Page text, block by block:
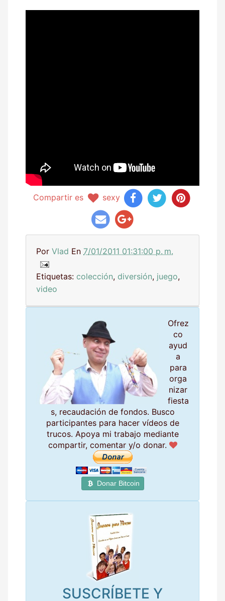
Compartir es sexy
Por Vlad En 7/01/2011 01:31:00 p. m.
Etiquetas: colección, diversión, juego,
video
Ofrez
co
ayud
a
para
orga
nizar
fiesta
s, recaudación de fondos. Busco
participantes para hacer vídeos de
trucos. Apoya mi trabajo mediante
compartir, comentar y/o donar.
Donar Bitcoin
SUSCRÍBETE Y